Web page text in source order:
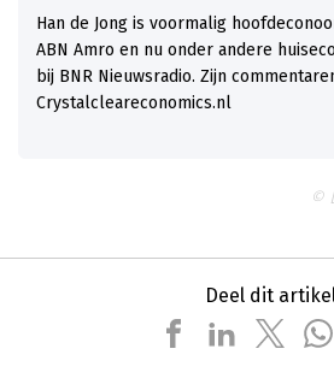
Han de Jong is voormalig
ABN Amro en nu onder andere
bij BNR Nieuwsradio. Zijn
Crystalcleareconomics.nl
©
Deel dit